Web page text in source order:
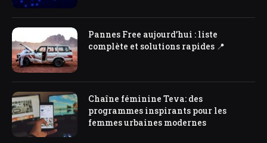
Pannes Free aujourd’hui : liste
complète et solutions rapides 📍
Chaîne féminine Teva: des
programmes inspirants pour les
femmes urbaines modernes